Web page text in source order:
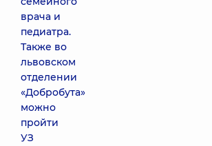
врача и
педиатра.
Также во
львовском
отделении
«Добробута»
можно
пройти
УЗ